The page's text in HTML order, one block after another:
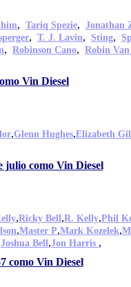
, Tariq Spezie, Jonathan
, T. J. Lavin, Sting,
, Robinson Cano, Robin Van
Vin Diesel
,Glenn Hughes,Elizabeth
julio como Vin Diesel
,Ricky Bell,R. Kelly,Phil
,Master P,Mark Kozelek,
Joshua Bell,Jon Harris ,
como Vin Diesel